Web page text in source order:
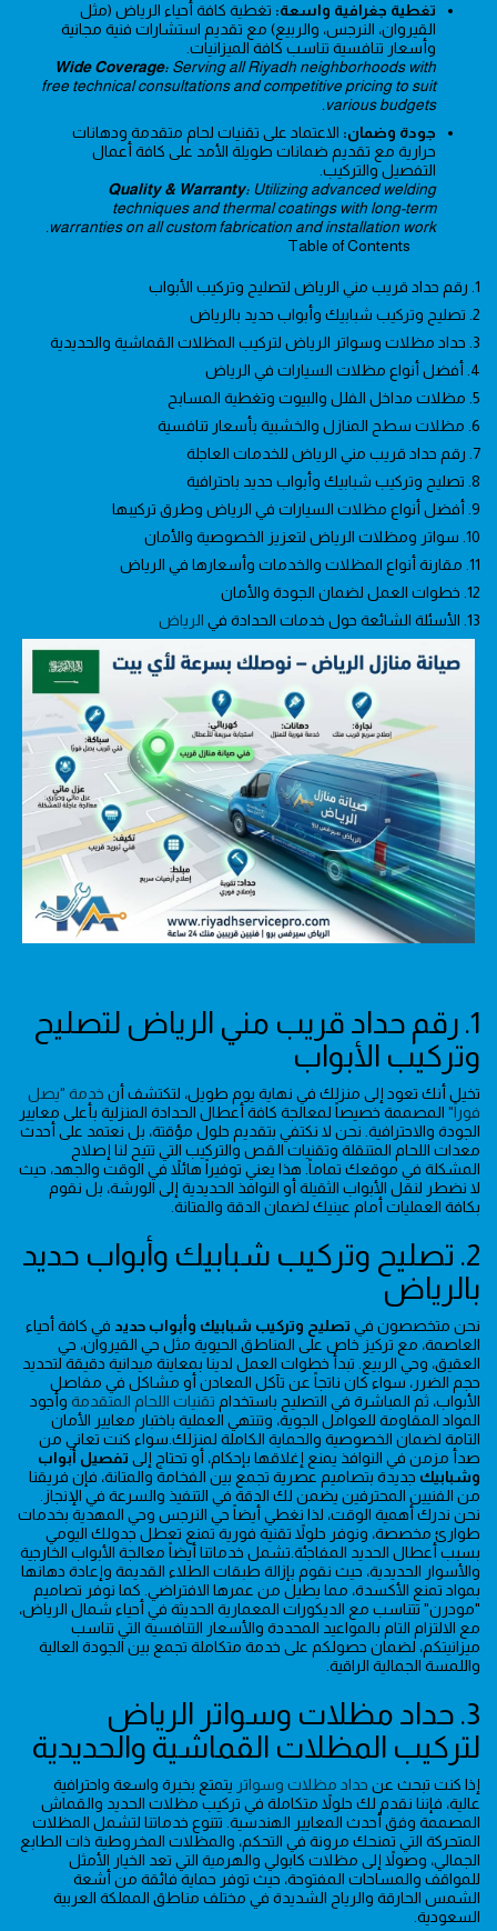
تغطية جغرافية واسعة: تغطية كافة أحياء الرياض (مثل
القيروان، النرجس، والربيع) مع تقديم استشارات فنية مجانية
وأسعار تنافسية تناسب كافة الميزانيات.
Wide Coverage: Serving all Riyadh neighborhoods with
free technical consultations and competitive pricing to suit
various budgets.
جودة وضمان: الاعتماد على تقنيات لحام متقدمة ودهانات
حرارية مع تقديم ضمانات طويلة الأمد على كافة أعمال
التفصيل والتركيب.
Quality & Warranty: Utilizing advanced welding
techniques and thermal coatings with long-term
warranties on all custom fabrication and installation work.
1. رقم حداد قريب مني الرياض لتصليح وتركيب الأبواب
2. تصليح وتركيب شبابيك وأبواب حديد بالرياض
3. حداد مظلات وسواتر الرياض لتركيب المظلات القماشية والحديدية
4. أفضل أنواع مظلات السيارات في الرياض
5. مظلات مداخل الفلل والبيوت وتغطية المسابح
6. مظلات سطح المنازل والخشبية بأسعار تنافسية
7. رقم حداد قريب مني الرياض للخدمات العاجلة
8. تصليح وتركيب شبابيك وأبواب حديد باحترافية
9. أفضل أنواع مظلات السيارات في الرياض وطرق تركيبها
10. سواتر ومظلات الرياض لتعزيز الخصوصية والأمان
11. مقارنة أنواع المظلات والخدمات وأسعارها في الرياض
12. خطوات العمل لضمان الجودة والأمان
13. الأسئلة الشائعة حول خدمات الحدادة في
الرياض
1. رقم حداد قريب مني الرياض لتصليح
وتركيب الأبواب
تخيل أنك تعود إلى منزلك في نهاية يوم طويل، لتكتشف أن خدمة "يصل
فوراً" المصممة خصيصاً لمعالجة كافة أعطال الحدادة المنزلية بأعلى معايير
الجودة والاحترافية. نحن لا نكتفي بتقديم حلول مؤقتة، بل نعتمد على أحدث
معدات اللحام المتنقلة وتقنيات القص والتركيب التي تتيح لنا إصلاح
المشكلة في موقعك تماماً. هذا يعني توفيراً هائلاً في الوقت والجهد، حيث
لا نضطر لنقل الأبواب الثقيلة أو النوافذ الحديدية إلى الورشة، بل نقوم
بكافة العمليات أمام عينيك لضمان الدقة والمتانة.
2. تصليح وتركيب شبابيك وأبواب حديد
بالرياض
نحن متخصصون في تصليح وتركيب شبابيك وأبواب حديد في كافة أحياء
العاصمة، مع تركيز خاص على المناطق الحيوية مثل حي القيروان، حي
العقيق، وحي الربيع. تبدأ خطوات العمل لدينا بمعاينة ميدانية دقيقة لتحديد
حجم الضرر، سواء كان ناتجاً عن تآكل المعادن أو مشاكل في مفاصل
الأبواب، ثم المباشرة في التصليح باستخدام تقنيات اللحام المتقدمة وأجود
المواد المقاومة للعوامل الجوية، وتنتهي العملية باختبار معايير الأمان
التامة لضمان الخصوصية والحماية الكاملة لمنزلك.سواء كنت تعاني من
صدأ مزمن في النوافذ يمنع إغلاقها بإحكام، أو تحتاج إلى تفصيل أبواب
وشبابيك جديدة بتصاميم عصرية تجمع بين الفخامة والمتانة، فإن فريقنا
من الفنيين المحترفين يضمن لك الدقة في التنفيذ والسرعة في الإنجاز.
نحن ندرك أهمية الوقت، لذا نغطي أيضاً حي النرجس وحي المهدية بخدمات
طوارئ مخصصة، ونوفر حلولاً تقنية فورية تمنع تعطل جدولك اليومي
بسبب أعطال الحديد المفاجئة.تشمل خدماتنا أيضاً معالجة الأبواب الخارجية
والأسوار الحديدية، حيث نقوم بإزالة طبقات الطلاء القديمة وإعادة دهانها
بمواد تمنع الأكسدة، مما يطيل من عمرها الافتراضي. كما نوفر تصاميم
"مودرن" تتناسب مع الديكورات المعمارية الحديثة في أحياء شمال الرياض،
مع الالتزام التام بالمواعيد المحددة والأسعار التنافسية التي تناسب
ميزانيتكم، لضمان حصولكم على خدمة متكاملة تجمع بين الجودة العالية
واللمسة الجمالية الراقية.
3. حداد مظلات وسواتر الرياض
لتركيب المظلات القماشية والحديدية
إذا كنت تبحث عن حداد مظلات وسواتر يتمتع بخبرة واسعة واحترافية
عالية، فإننا نقدم لك حلولاً متكاملة في تركيب مظلات الحديد والقماش
المصممة وفق أحدث المعايير الهندسية. تتنوع خدماتنا لتشمل المظلات
المتحركة التي تمنحك مرونة في التحكم، والمظلات المخروطية ذات الطابع
الجمالي، وصولاً إلى مظلات كابولي والهرمية التي تعد الخيار الأمثل
للمواقف والمساحات المفتوحة، حيث توفر حماية فائقة من أشعة
الشمس الحارقة والرياح الشديدة في مختلف مناطق المملكة العربية
السعودية.